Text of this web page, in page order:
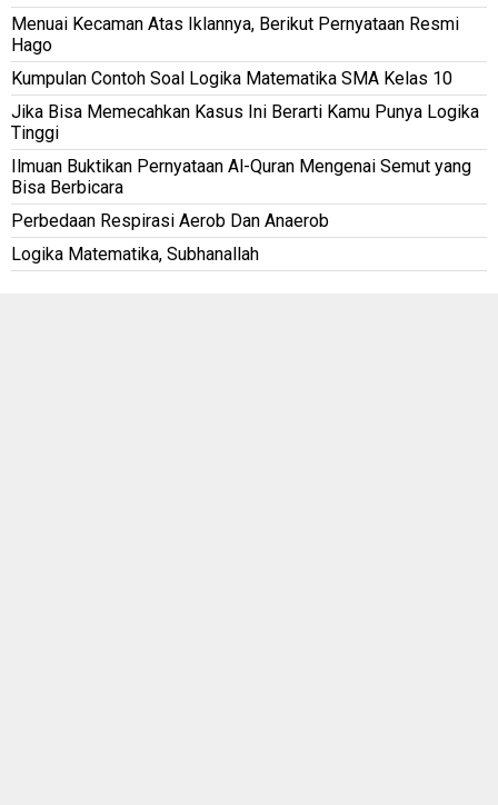
Menuai Kecaman Atas Iklannya, Berikut Pernyataan Resmi
Hago
Kumpulan Contoh Soal Logika Matematika SMA Kelas 10
Jika Bisa Memecahkan Kasus Ini Berarti Kamu Punya Logika
Tinggi
Ilmuan Buktikan Pernyataan Al-Quran Mengenai Semut yang
Bisa Berbicara
Perbedaan Respirasi Aerob Dan Anaerob
Logika Matematika, Subhanallah